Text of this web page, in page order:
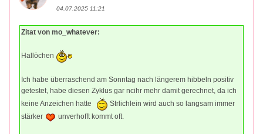
04.07.2025 11:21
Zitat von mo_whatever:
Hallöchen
Ich habe überraschend am Sonntag nach längerem hibbeln positiv
getestet, habe diesen Zyklus gar ncihr mehr damit gerechnet, da ich
keine Anzeichen hatte
Strlichlein wird auch so langsam immer
stärker
unverhofft kommt oft.